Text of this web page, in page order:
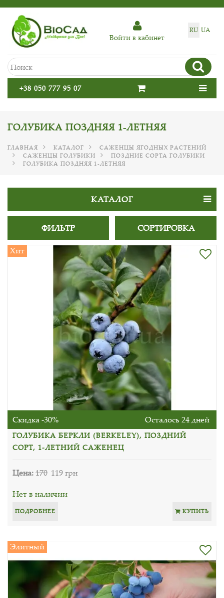
RU UA
Войти в кабинет
+38 050 777 95 07
ГОЛУБИКА ПОЗДНЯЯ 1-ЛЕТНЯЯ
ГЛАВНАЯ КАТАЛОГ
САЖЕНЦЫ ЯГОДНЫХ РАСТЕНИЙ
САЖЕНЦЫ ГОЛУБИКИ
ПОЗДНИЕ СОРТА ГОЛУБИКИ
ГОЛУБИКА ПОЗДНЯЯ 1-ЛЕТНЯЯ
КАТАЛОГ
ФИЛЬТР СОРТИРОВКА
Хит
Скидка -30% Осталось 24 дней
ГОЛУБИКА БЕРКЛИ (BERKELEY), ПОЗДНИЙ
СОРТ, 1-ЛЕТНИЙ САЖЕНЕЦ
Цена:170 119 грн
Нет в наличии
ПОДРОБНЕЕ КУПИТЬ
Элитный